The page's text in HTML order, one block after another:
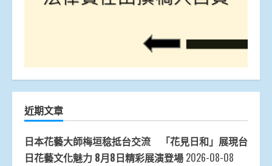
近期文章
日本花藝大師梅垣稔抵台交流 「花見日和」展現台
日花藝文化魅力 8月8日精彩展演登場 2026-08-08